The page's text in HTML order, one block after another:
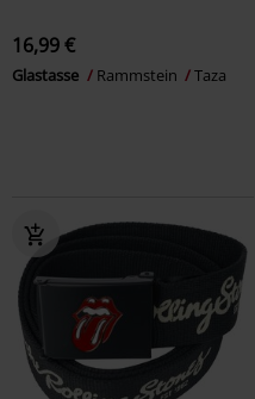
16,99 €
Glastasse Rammstein Taza